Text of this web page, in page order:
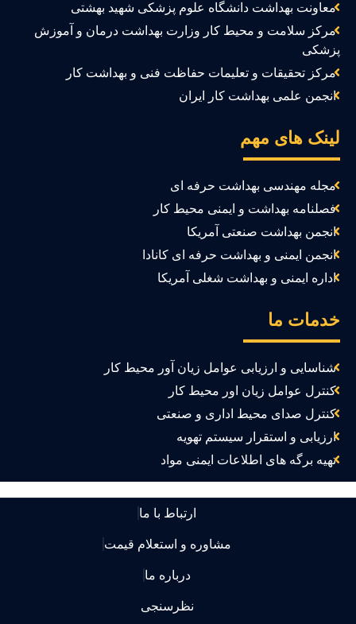
معاونت بهداشت دانشگاه علوم پزشکی شهید بهشتی
مرکز سلامت و محیط کار وزارت بهداشت درمان و آموزش
مرکز تحقیقات و تعلیمات حفاظت فنی و بهداشت کار
انجمن علمی بهداشت کار ایران
های مهم
مجله مهندسی بهداشت حرفه ای
فصلنامه بهداشت و ایمنی محیط کار
انجمن بهداشت صنعتی آمریکا
انجمن ایمنی و بهداشت حرفه ای کانادا
اداره ایمنی و بهداشت شغلی آمریکا
ما
شناسایی و ارزیابی عوامل زیان آور محیط کار
کنترل عوامل زیان اور محیط کار
کنترل صدای محیط اداری و صنعتی
ارزیابی و استقرار سیستم تهویه
تهیه برگه های اطلاعات ایمنی مواد
ارتباط با ما
مشاوره و استعلام قیمت
درباره ما
نظرسنجی